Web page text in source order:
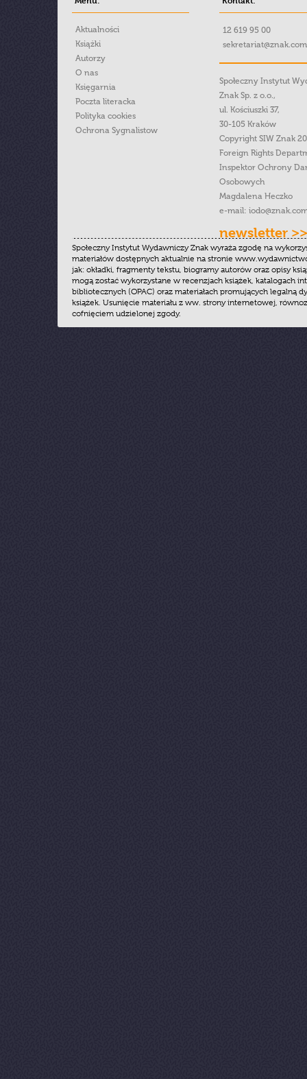
Aktualności
Książki
Autorzy
O nas
Księgarnia
Poczta literacka
Polityka cookies
Ochrona Sygnalistow
12 619 95 00
Społeczny Instytut
Znak Sp. z o.o.,
ul. Kościuszki 37,
30-105 Kraków
Copyright SIW Znak
Foreign Rights
Inspektor Ochrony
Osobowych
Magdalena Heczko
e-mail:
newsletter >>
Społeczny Instytut Wydawniczy Znak wyraża zgodę na
materiałów dostępnych aktualnie na stronie
jak: okładki, fragmenty tekstu, biogramy autorów oraz opisy
mogą zostać wykorzystane w recenzjach książek, katalogach
bibliotecznych (OPAC) oraz materiałach promujących legalną
książek. Usunięcie materiału z ww. strony internetowej,
cofnięciem udzielonej zgody.